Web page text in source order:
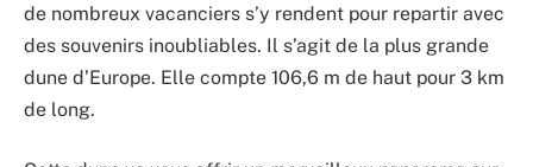
de nombreux vacanciers s’y rendent pour repartir avec
des souvenirs inoubliables. Il s’agit de la plus grande
dune d’Europe. Elle compte 106,6 m de haut pour 3 km
de long.